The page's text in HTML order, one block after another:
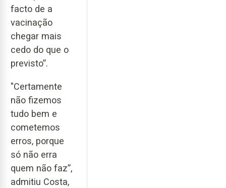
facto de a
vacinação
chegar mais
cedo do que o
previsto”.
"Certamente
não fizemos
tudo bem e
cometemos
erros, porque
só não erra
quem não faz”,
admitiu Costa,